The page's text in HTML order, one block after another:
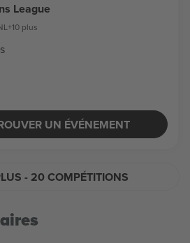
League
+10 plus
UN ÉVÉNEMENT
- 20 COMPÉTITIONS